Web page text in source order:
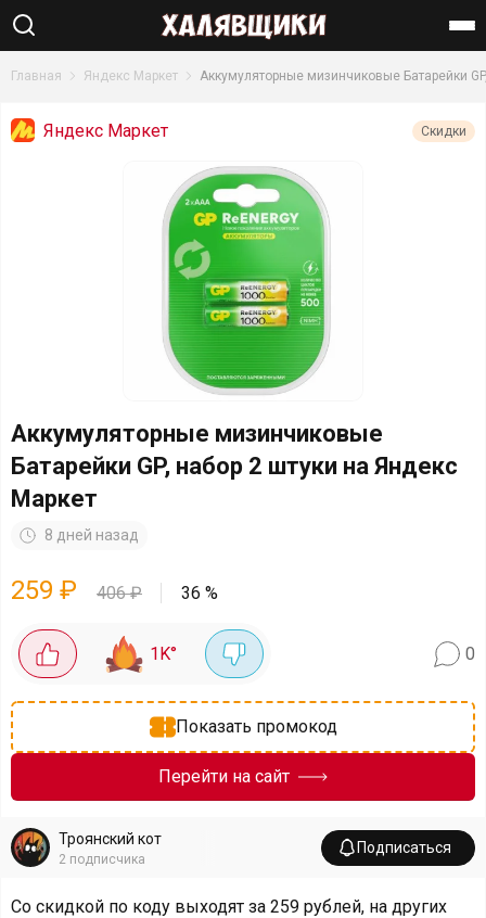
Найти
Главная Яндекс Маркет Аккумуляторные мизинчиковые Батарейки
Яндекс Маркет Скидки
Аккумуляторные мизинчиковые
Батарейки GP, набор 2 штуки на Яндекс
Маркет
8 дней назад
259 ₽ 406₽ 36 %
1K° 0
Показать промокод
Перейти на сайт
Троянский кот
2 подписчика
Подписаться
Со скидкой по коду выходят за 259 рублей, на других